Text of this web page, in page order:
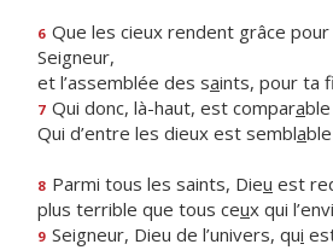
6 Que les cieux rendent grâce
Seigneur,
et l’assemblée des saints, pour ta
7 Qui donc, là-haut, est compara
Qui d’entre les dieux est sembla
8 Parmi tous les saints, Dieu est
plus terrible que tous ceux qui
9 Seigneur, Dieu de l’univers, qui